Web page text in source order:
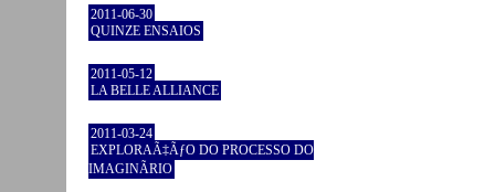
2011-06-30
QUINZE ENSAIOS
2011-05-12
LA BELLE ALLIANCE
2011-03-24
EXPLORAÃ‡ÃƒO DO PROCESSO DO
IMAGINÃRIO